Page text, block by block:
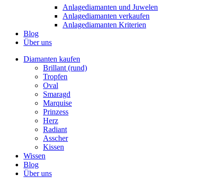
Anlagediamanten und Juwelen
Anlagediamanten verkaufen
Anlagediamanten Kriterien
Blog
Über uns
Diamanten kaufen
Brillant (rund)
Tropfen
Oval
Smaragd
Marquise
Prinzess
Herz
Radiant
Asscher
Kissen
Wissen
Blog
Über uns